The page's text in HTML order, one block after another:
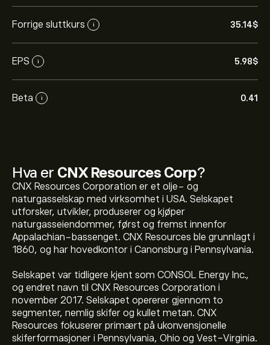
Forrige sluttkurs i 35.14‎$‎
EPS i 5.98‎$‎
Beta i 0.41
Hva er CNX Resources Corp?
CNX Resources Corporation er et olje- og
naturgasselskap med virksomhet i USA. Selskapet
utforsker, utvikler, produserer og kjøper
naturgasseiendommer, først og fremst innenfor
Appalachian-bassenget. CNX Resources ble grunnlagt i
1860, og har hovedkontor i Canonsburg i Pennsylvania.
Selskapet var tidligere kjent som CONSOL Energy Inc.,
og endret navn til CNX Resources Corporation i
november 2017. Selskapet opererer gjennom to
segmenter, nemlig skifer og kullet metan. CNX
Resources fokuserer primært på ukonvensjonelle
skiferformasjoner i Pennsylvania, Ohio og Vest-Virginia.